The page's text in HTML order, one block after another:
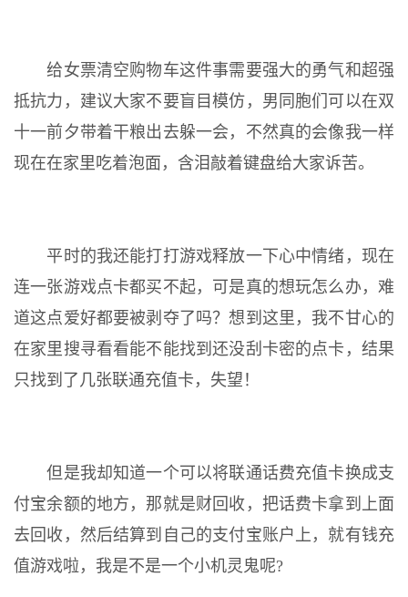
给女票清空购物车这件事需要强大的勇气和超强
抵抗力，建议大家不要盲目模仿，男同胞们可以在双
十一前夕带着干粮出去躲一会，不然真的会像我一样
现在在家里吃着泡面，含泪敲着键盘给大家诉苦。
平时的我还能打打游戏释放一下心中情绪，现在
连一张游戏点卡都买不起，可是真的想玩怎么办，难
道这点爱好都要被剥夺了吗？想到这里，我不甘心的
在家里搜寻看看能不能找到还没刮卡密的点卡，结果
只找到了几张联通充值卡，失望！
但是我却知道一个可以将联通话费充值卡换成支
付宝余额的地方，那就是财回收，把话费卡拿到上面
去回收，然后结算到自己的支付宝账户上，就有钱充
值游戏啦，我是不是一个小机灵鬼呢?